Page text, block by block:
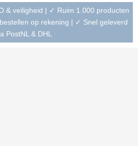
& veiligheid | ✓ Ruim 1.000 producten
op rekening | ✓ Snel geleverd
PostNL & DHL